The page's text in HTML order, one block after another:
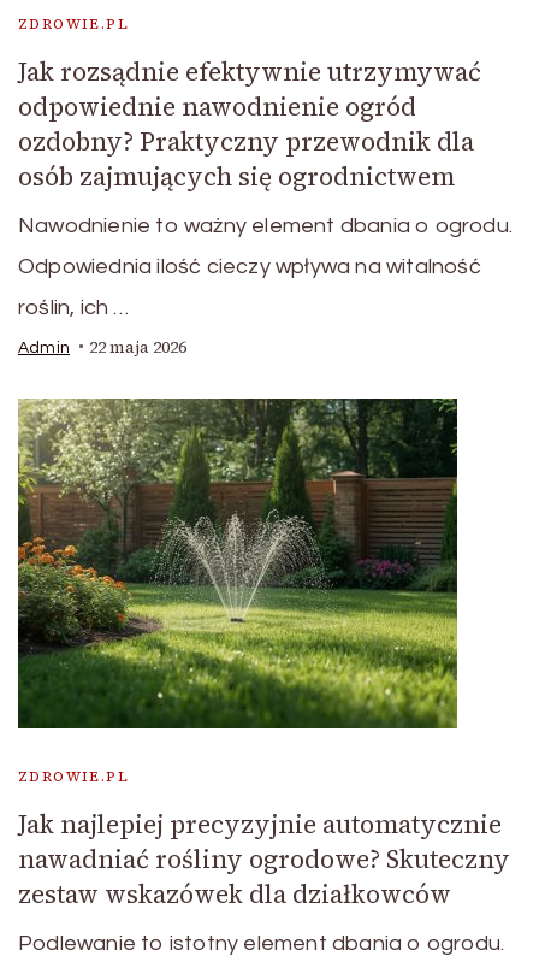
ZDROWIE.PL
Jak rozsądnie efektywnie utrzymywać
odpowiednie nawodnienie ogród
ozdobny? Praktyczny przewodnik dla
osób zajmujących się ogrodnictwem
Nawodnienie to ważny element dbania o ogrodu.
Odpowiednia ilość cieczy wpływa na witalność
roślin, ich …
Admin 22 maja 2026
ZDROWIE.PL
Jak najlepiej precyzyjnie automatycznie
nawadniać rośliny ogrodowe? Skuteczny
zestaw wskazówek dla działkowców
Podlewanie to istotny element dbania o ogrodu.